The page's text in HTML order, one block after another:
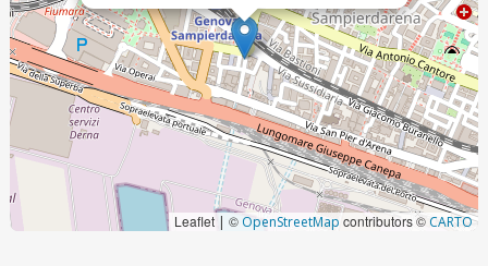
Leaflet | © OpenStreetMap contributors ©CARTO